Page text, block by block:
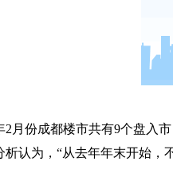
2 月份成都楼市共有9个盘入
析认为，“从去年年末开始